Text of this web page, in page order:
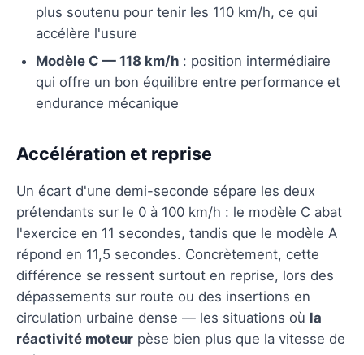
plus soutenu pour tenir les 110 km/h, ce qui
accélère l'usure
Modèle C — 118 km/h : position intermédiaire
qui offre un bon équilibre entre performance et
endurance mécanique
Accélération et reprise
Un écart d'une demi-seconde sépare les deux
prétendants sur le 0 à 100 km/h : le modèle C abat
l'exercice en 11 secondes, tandis que le modèle A
répond en 11,5 secondes. Concrètement, cette
différence se ressent surtout en reprise, lors des
dépassements sur route ou des insertions en
circulation urbaine dense — les situations où la
réactivité moteur pèse bien plus que la vitesse de